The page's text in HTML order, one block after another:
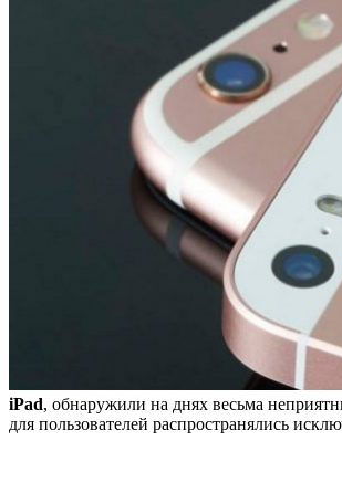
iPad, обнаружили на днях весьма
для пользователей распространялись